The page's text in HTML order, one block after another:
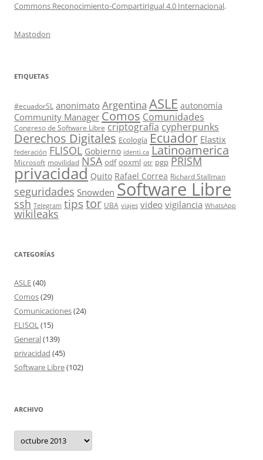
Commons Reconocimiento-CompartirIgual 4.0 Internacional.
Mastodon
ETIQUETAS
#ecuadorSL anonimato Argentina ASLE autonomía
Community Manager Comos Comunidades
Congreso de Software Libre criptografía cypherpunks
Derechos Digitales Ecología Ecuador Elastix
federación FLISOL Gobierno identi.ca Latinoamerica
Microsoft movilidad NSA odf ooxml otr pgp PRISM
privacidad Quito Rafael Correa Richard Stallman
seguridades Snowden Software Libre
ssh Telegram tips tor UBA viajes video vigilancia WhatsApp
wikileaks
CATEGORÍAS
ASLE(40)
Comos(29)
Comunicaciones(24)
FLISOL(15)
General(139)
privacidad (45)
Software Libre(102)
ARCHIVO
Archivo